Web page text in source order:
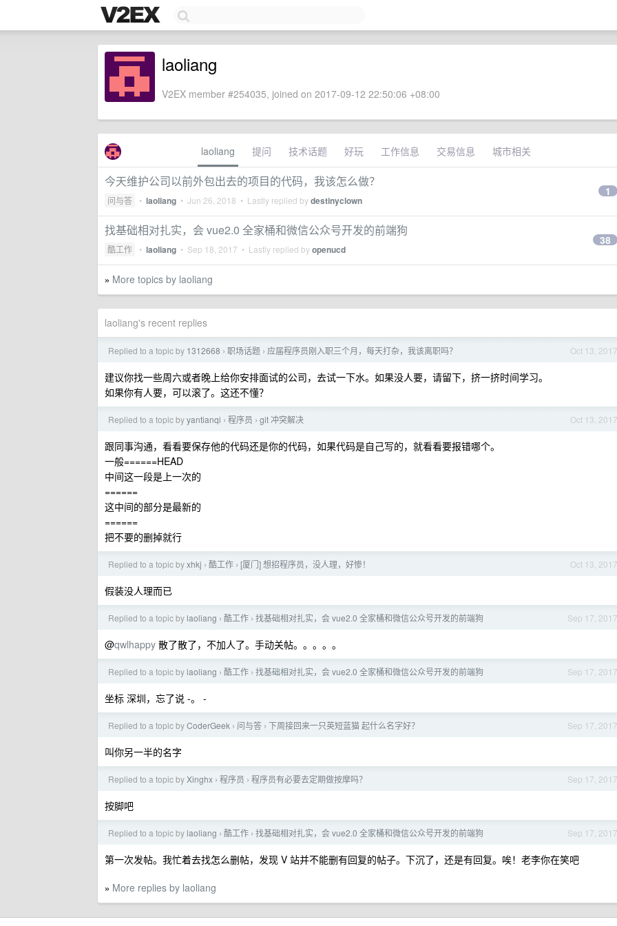
laoliang
V2EX member #254035, joined on 2017-09-12 22:50:06 +08:00
laoliang 提问 技术话题 好玩 工作信息 交易信息 城市相关
今天维护公司以前外包出去的项目的代码，我该怎么做？
问与答 • laoliang • Jun 26, 2018 • Lastly replied bydestinyclown
1
找基础相对扎实，会 vue2.0 全家桶和微信公众号开发的前端狗
酷工作 • laoliang • Sep 18, 2017 • Lastly replied byopenucd
38
» More topics by laoliang
laoliang's recent replies
Oct 13, 2017
Replied to a topic by 1312668 › 职场话题 › 应届程序员刚入职三个月，每天打杂，我该离职吗？
建议你找一些周六或者晚上给你安排面试的公司，去试一下水。如果没人要，请留下，挤一挤时间学习。
如果你有人要，可以滚了。这还不懂？
Oct 13, 2017
Replied to a topic byyantianqi › 程序员 › git 冲突解决
跟同事沟通，看看要保存他的代码还是你的代码，如果代码是自己写的，就看看要报错哪个。
一般======HEAD
中间这一段是上一次的
======
这中间的部分是最新的
======
把不要的删掉就行
Oct 13, 2017
Replied to a topic byxhkj › 酷工作 › [厦门] 想招程序员，没人理，好惨！
假装没人理而已
Sep 17, 2017
Replied to a topic by laoliang › 酷工作 › 找基础相对扎实，会 vue2.0 全家桶和微信公众号开发的前端狗
@qwlhappy 散了散了，不加人了。手动关帖。。。。。
Sep 17, 2017
Replied to a topic by laoliang › 酷工作 › 找基础相对扎实，会 vue2.0 全家桶和微信公众号开发的前端狗
坐标 深圳，忘了说 -。 -
Sep 17, 2017
Replied to a topic byCoderGeek › 问与答 › 下周接回来一只英短蓝猫 起什么名字好？
叫你另一半的名字
Sep 17, 2017
Replied to a topic byXinghx › 程序员 › 程序员有必要去定期做按摩吗？
按脚吧
Sep 17, 2017
Replied to a topic by laoliang › 酷工作 › 找基础相对扎实，会 vue2.0 全家桶和微信公众号开发的前端狗
第一次发帖。我忙着去找怎么删帖，发现 V 站并不能删有回复的帖子。下沉了，还是有回复。唉！老李你在笑吧
» More replies by laoliang